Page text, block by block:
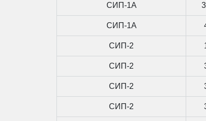
СИП-1А
СИП-1А
СИП-2
СИП-2
СИП-2
СИП-2